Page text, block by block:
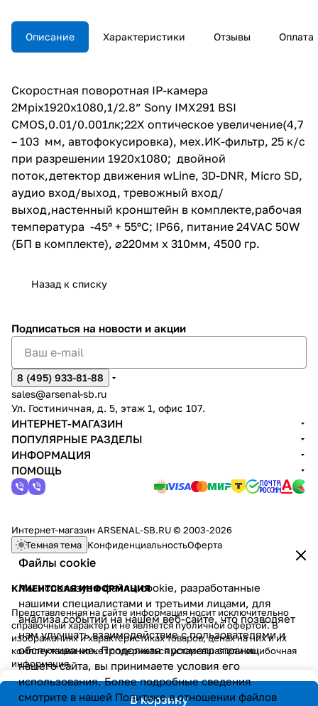
разрешении 1920х1080;
двойной поток,детектор
движения wLine, 3D-DNR, Micro
комплекте,рабочая
температура -45º + 55ºС; IP66,
питание 24VAC 50W (БП в
комплекте), ⌀220мм х 310мм,
4500 гр.
Описание Характеристики Отзывы Оплата
Скоростная поворотная IP-камера
2Mpix1920x1080,1/2.8” Sony IMX291 BSI
CMOS,0.01/0.001лк;22X оптическое увеличение(4,7
– 103 мм, автофокусировка), мех.ИК-фильтр, 25 к/с
при разрешении 1920х1080; двойной
поток,детектор движения wLine, 3D-DNR, Micro SD,
аудио вход/выход, тревожный вход/
выход,настенный кронштейн в комплекте,рабочая
температура -45º + 55ºС; IP66, питание 24VAC 50W
(БП в комплекте), ⌀220мм х 310мм, 4500 гр.
Назад к списку
В корзину
Файлы cookie
Мы используем файлы cookie, разработанные
нашими специалистами и третьими лицами, для
анализа событий на нашем веб-сайте, что позволяет
нам улучшать взаимодействие с пользователями и
обслуживание. Продолжая просмотр страниц
нашего сайта, вы принимаете условия его
использования. Более подробные сведения
смотрите в нашей Политике в отношении файлов
Подписаться на новости и акции
8 (495) 933-81-88
sales@arsenal-sb.ru
Ул. Гостиничная, д. 5, этаж 1, офис 107.
ИНТЕРНЕТ-МАГАЗИН
ПОПУЛЯРНЫЕ РАЗДЕЛЫ
ИНФОРМАЦИЯ
ПОМОЩЬ
Интернет-магазин ARSENAL-SB.RU © 2003-2026
Темная тема КонфиденциальностьОферта
КЛИЕНТСКАЯ ИНФОРМАЦИЯ
Представленная на сайте информация носит исключительно
справочный характер и не является публичной офертой. В
изображениях и характеристиках товаров, ценах на них и их
комплектации может содержаться устаревшая или ошибочная
информация.